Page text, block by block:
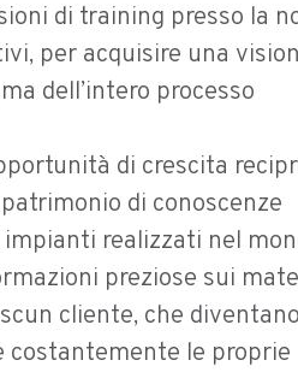
di training presso la
per acquisire una
dell’intero processo
di crescita
di conoscenze
realizzati nel
preziose sui
cliente, che
costantemente le proprie